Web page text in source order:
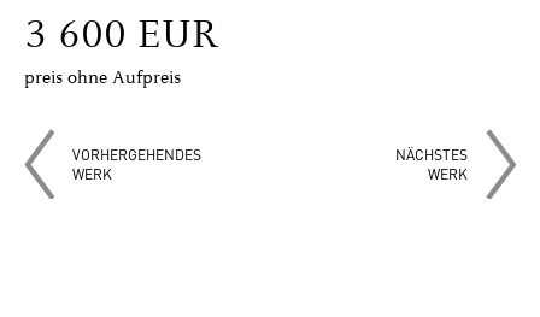
3 600 EUR
preis ohne Aufpreis
VORHERGEHENDES
WERK
NÄCHSTES
WERK